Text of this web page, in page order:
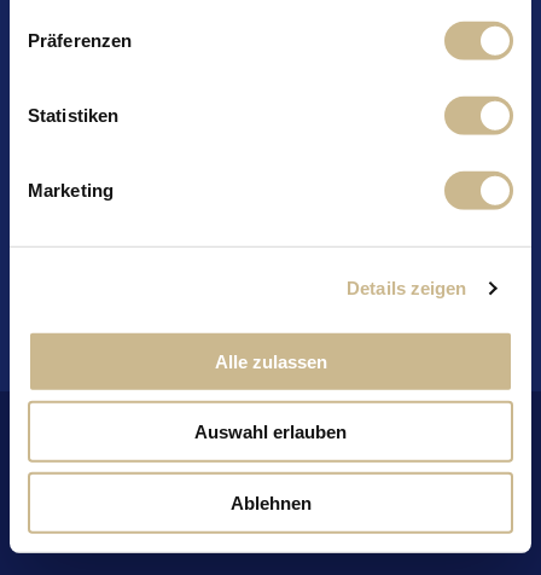
Präferenzen
Statistiken
Marketing
Details zeigen
Alle zulassen
Auswahl erlauben
Ablehnen
Zubereitung:
Den Iced Coffee mit zwei Kugeln Vanille-Eis in einen
Mixer geben und gut pürieren. In ein Glas geben und je
Impressum Datenschutz Jobs